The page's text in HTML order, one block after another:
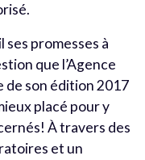
promesses à
que l’Agence
de son édition 2017
placé pour y
À travers des
et un